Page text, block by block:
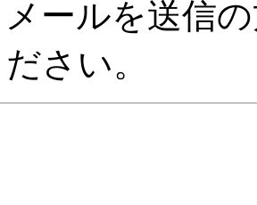
ールを送信
さい。